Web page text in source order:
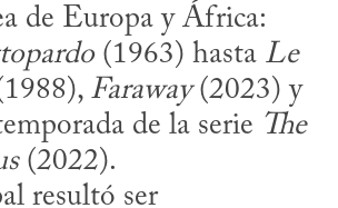
de Europa y África:
(1963) hasta Le
Faraway (2023) y
de la serie The
(2022).